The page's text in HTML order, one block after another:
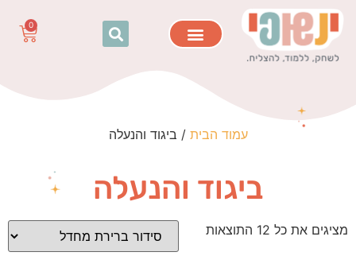
0
עמוד הבית / ביגוד והנעלה
ביגוד והנעלה
מציגים את כל ⁦12⁩ התוצאות